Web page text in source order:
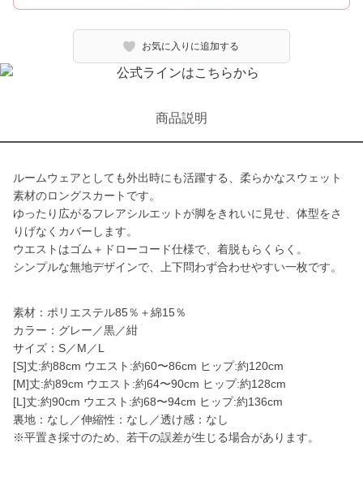
お気に入りに追加する
商品説明
ルームウェアとしても外出時にも活躍する、柔らかなスウェット
素材のロングスカートです。
ゆったり広がるフレアシルエットが脚をきれいに見せ、体型をさ
りげなくカバーします。
ウエストはゴム＋ドローコード仕様で、着脱もらくらく。
シンプルな無地デザインで、上下問わず合わせやすい一枚です。
素材：ポリエステル85％＋綿15％
カラー：グレー／黒／紺
サイズ：S／M／L
[S]丈:約88cm ウエスト:約60〜86cm ヒップ:約120cm
[M]丈:約89cm ウエスト:約64〜90cm ヒップ:約128cm
[L]丈:約90cm ウエスト:約68〜94cm ヒップ:約136cm
裏地：なし／伸縮性：なし／透け感：なし
※平置き採寸のため、若干の誤差が生じる場合があります。